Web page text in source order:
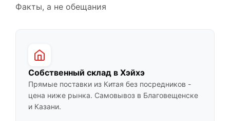
Факты, а не обещания
Собственный склад в Хэйхэ
Прямые поставки из Китая без посредников -
цена ниже рынка. Самовывоз в Благовещенске
и Казани.